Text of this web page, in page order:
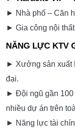
► Nhà phố – Căn
► Gia công nội
NĂNG LỰC KTV
► Xưởng sản xuất
đại.
► Đội ngũ gần 100
nhiều dự án trên
► Năng lực tài